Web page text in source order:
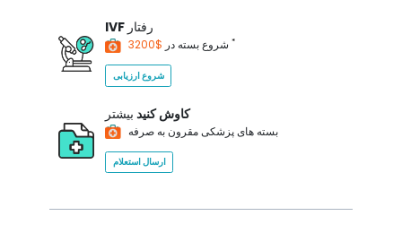
IVF رفتار
شروع بسته در *
شروع ارزیابی
کاوش کنید بیشتر
بسته های پزشکی مقرون به صرفه
ارسال استعلام